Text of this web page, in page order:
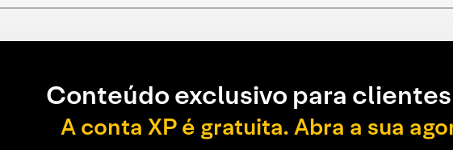
Conteúdo exclusivo para
A conta XP é gratuita. Abra a sua